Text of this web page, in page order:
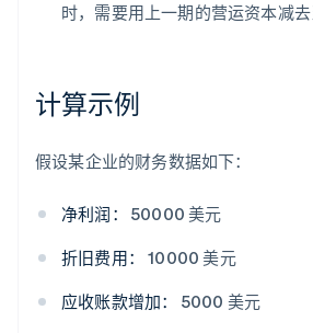
时，需要用上一期的营运资本减去
计算示例
假设某企业的财务数据如下：
净利润：
50000 美元
折旧费用：
10000 美元
应收账款增加：
5000 美元